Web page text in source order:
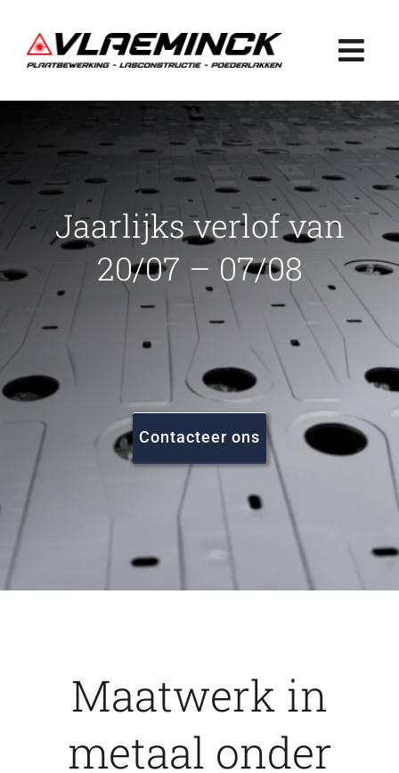
naar
inhoud
Plaatbewerking
Lasconstructie
Poederlakken
Projecten
FAQ
Vacatures
Jaarlijks verlof van
20/07 – 07/08
Contacteer ons
Maatwerk in
metaal onder